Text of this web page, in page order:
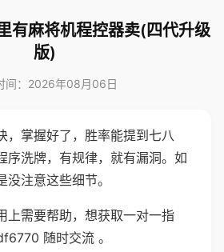
有麻将机程控器卖(四代升级
版)
间：2026年08月06日
，掌握好了，胜率能提到七八
序洗牌，有规律，就有漏洞。如
注意这些细节。
上需要帮助，想获取一对一指
随时交流 。